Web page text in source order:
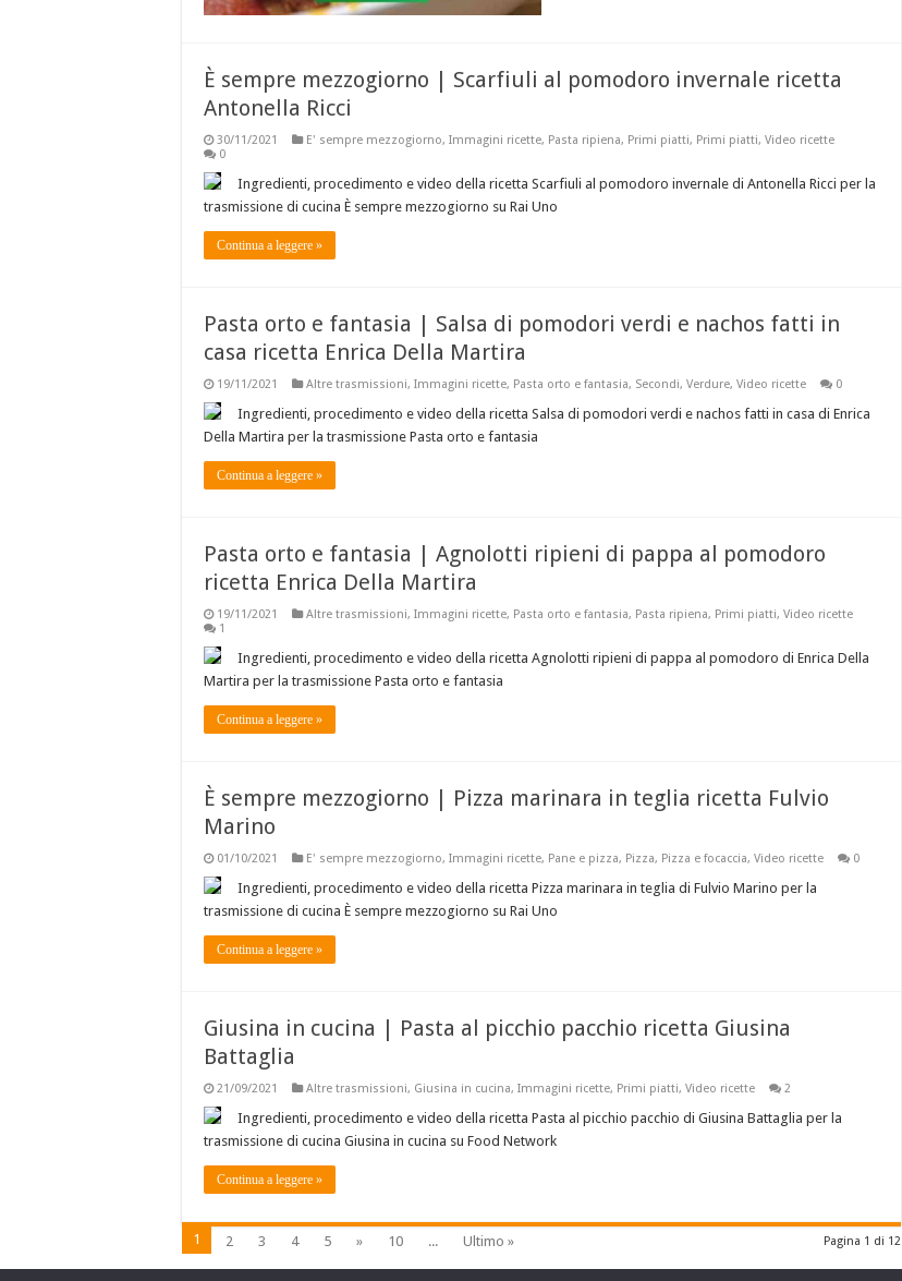
È sempre mezzogiorno | Scarfiuli al pomodoro invernale ricetta
Antonella Ricci
30/11/2021 E' sempre mezzogiorno, Immagini ricette, Pasta ripiena, Primi piatti, Primi piatti, Video ricette
0
Ingredienti, procedimento e video della ricetta Scarfiuli al pomodoro invernale di Antonella Ricci per la
trasmissione di cucina È sempre mezzogiorno su Rai Uno
Continua a leggere »
Pasta orto e fantasia | Salsa di pomodori verdi e nachos fatti in
casa ricetta Enrica Della Martira
19/11/2021 Altre trasmissioni, Immagini ricette, Pasta orto e fantasia, Secondi, Verdure, Video ricette 0
Ingredienti, procedimento e video della ricetta Salsa di pomodori verdi e nachos fatti in casa di Enrica
Della Martira per la trasmissione Pasta orto e fantasia
Continua a leggere »
Pasta orto e fantasia | Agnolotti ripieni di pappa al pomodoro
ricetta Enrica Della Martira
19/11/2021 Altre trasmissioni, Immagini ricette, Pasta orto e fantasia, Pasta ripiena, Primi piatti, Video ricette
1
Ingredienti, procedimento e video della ricetta Agnolotti ripieni di pappa al pomodoro di Enrica Della
Martira per la trasmissione Pasta orto e fantasia
Continua a leggere »
È sempre mezzogiorno | Pizza marinara in teglia ricetta Fulvio
Marino
01/10/2021 E' sempre mezzogiorno, Immagini ricette, Pane e pizza, Pizza, Pizza e focaccia, Video ricette 0
Ingredienti, procedimento e video della ricetta Pizza marinara in teglia di Fulvio Marino per la
trasmissione di cucina È sempre mezzogiorno su Rai Uno
Continua a leggere »
Giusina in cucina | Pasta al picchio pacchio ricetta Giusina
Battaglia
21/09/2021 Altre trasmissioni, Giusina in cucina, Immagini ricette, Primi piatti, Video ricette 2
Ingredienti, procedimento e video della ricetta Pasta al picchio pacchio di Giusina Battaglia per la
trasmissione di cucina Giusina in cucina su Food Network
Continua a leggere »
Pagina 1 di 12
1 2 3 4 5 » 10 ... Ultimo »